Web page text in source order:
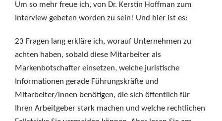
Um so mehr freue ich, von Dr. Kerstin Hoffman zum
Interview gebeten worden zu sein! Und hier ist es:
23 Fragen lang erkläre ich, worauf Unternehmen zu
achten haben, sobald diese Mitarbeiter als
Markenbotschafter einsetzen, welche juristische
Informationen gerade Führungskräfte und
Mitarbeiter/innen benötigen, die sich öffentlich für
Ihren Arbeitgeber stark machen und welche rechtlichen